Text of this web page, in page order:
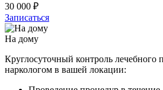
30 000 ₽
Записаться
На дому
Круглосуточный контроль лечебного
наркологом в вашей локации: